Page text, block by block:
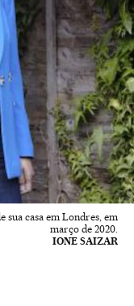
casa em Londres, em
março de 2020.
IONE SAIZAR